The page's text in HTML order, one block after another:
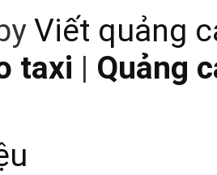
Viết quảng
taxi | Quảng